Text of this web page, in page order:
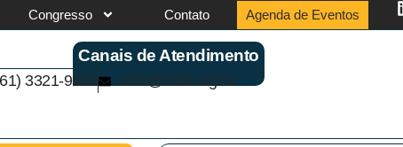
Congresso Contato Agenda de Eventos
Canais de Atendimento
3321-9563 cmb@cmb.org.br